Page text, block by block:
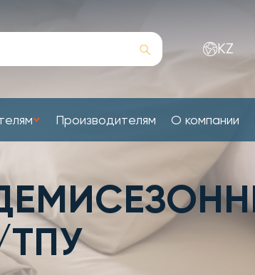
KZ
Производителям О компании